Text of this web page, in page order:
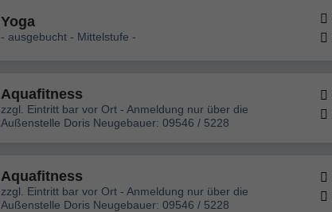
Yoga
- ausgebucht - Mittelstufe -
Aquafitness
zzgl. Eintritt bar vor Ort - Anmeldung nur über die
Außenstelle Doris Neugebauer: 09546 / 5228
Aquafitness
zzgl. Eintritt bar vor Ort - Anmeldung nur über die
Außenstelle Doris Neugebauer: 09546 / 5228